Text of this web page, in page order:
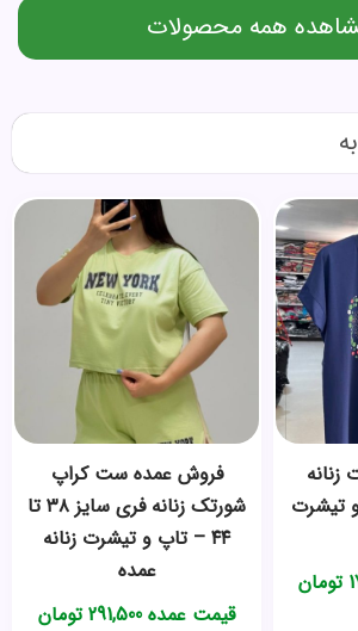
همه محصولات
تیشرت
تومان
فروش عمده ست کراپ
شورتک زنانه فری سایز ۳۸ تا
۴۴ – تاپ و تیشرت زنانه
عمده
قیمت عمده291,500 تومان